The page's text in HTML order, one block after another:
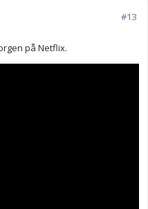
#13
på Netflix.